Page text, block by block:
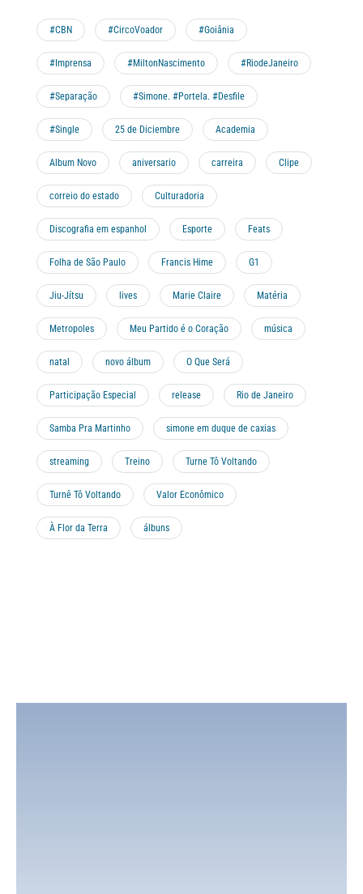
#CBN #CircoVoador #Goiânia
#Imprensa #MiltonNascimento #RiodeJaneiro
#Separação #Simone. #Portela. #Desfile
#Single 25 de Diciembre Academia
Album Novo aniversario carreira Clipe
correio do estado Culturadoria
Discografia em espanhol Esporte Feats
Folha de São Paulo Francis Hime G1
Jiu-Jítsu lives Marie Claire Matéria
Metropoles Meu Partido é o Coração música
natal novo álbum O Que Será
Participação Especial release Rio de Janeiro
Samba Pra Martinho simone em duque de caxias
streaming Treino Turne Tô Voltando
Turnê Tô Voltando Valor Econômico
À Flor da Terra álbuns